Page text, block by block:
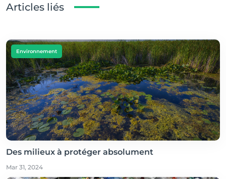
Articles liés
Environnement
Des milieux à protéger absolument
Mar 31, 2024